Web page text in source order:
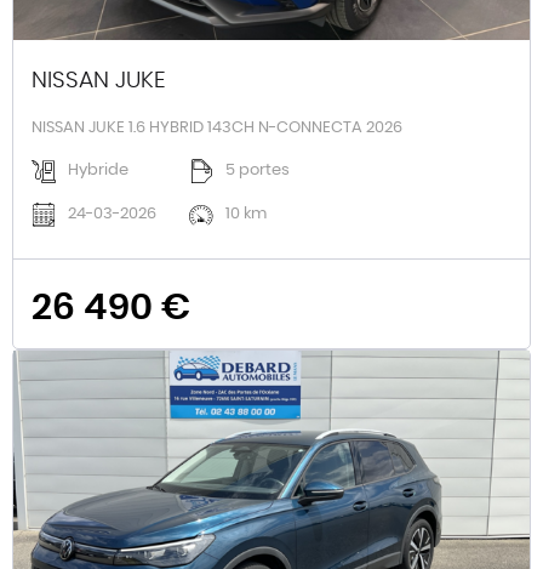
NISSAN JUKE
NISSAN JUKE 1.6 HYBRID 143CH N-CONNECTA 2026
Hybride 5 portes
24-03-2026 10 km
26 490 €